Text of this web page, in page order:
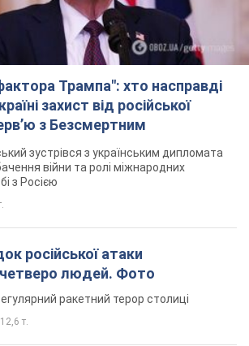
Трампа": хто насправді
захист від російської
з Безсмертним
зустрівся з українським дипломата
війни та ролі міжнародних
з Росією
російської атаки
людей. Фото
ракетний терор столиці
12,6 т.